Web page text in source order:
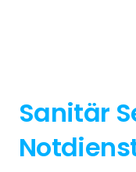
Sanitär